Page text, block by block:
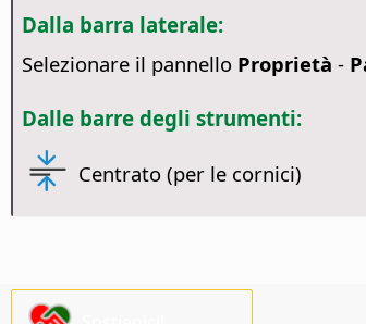
Dalla barra laterale:
Selezionare il pannello Proprietà -
Dalle barre degli strumenti:
Centrato (per le cornici)